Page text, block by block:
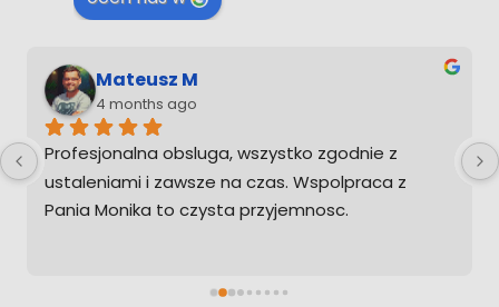
Mateusz M
4 months ago
Profesjonalna obsluga, wszystko zgodnie z
ustaleniami i zawsze na czas. Wspolpraca z
Pania Monika to czysta przyjemnosc.